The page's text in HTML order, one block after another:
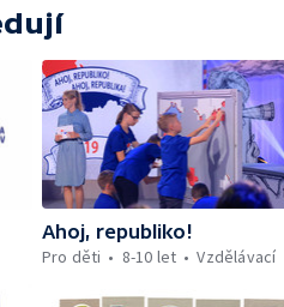
Ahoj, republiko!
Pro děti
8-10 let Vzdělávací